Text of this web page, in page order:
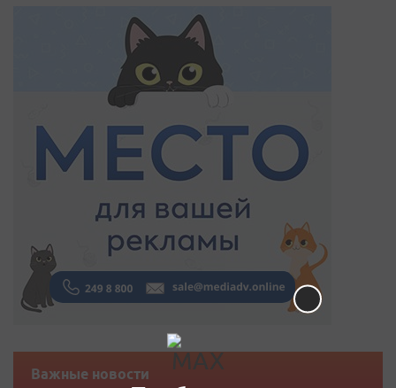
Важные новости